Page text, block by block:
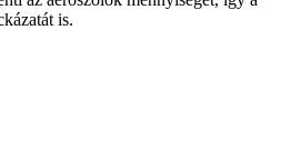
is.